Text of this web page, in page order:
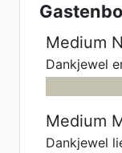
Medium
Dankjewel
Medium
Dankjewel